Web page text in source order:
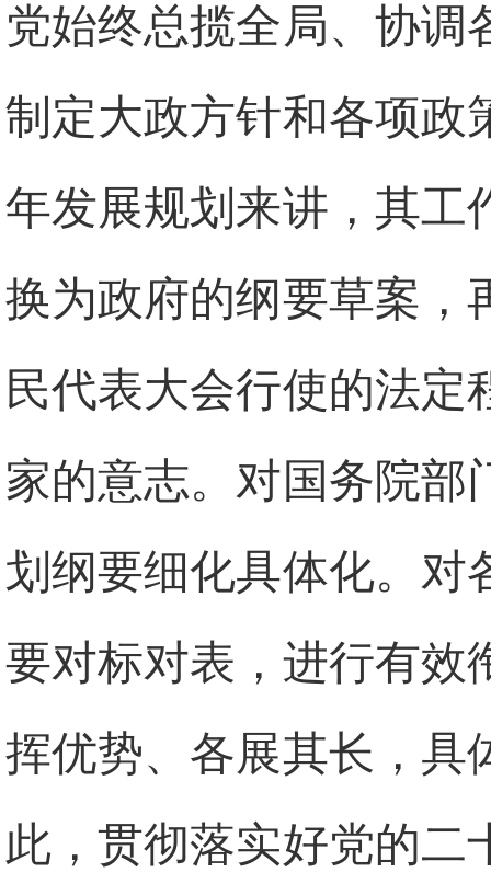
党始终总揽全局、协调
制定大政方针和各项政
年发展规划来讲，其工
换为政府的纲要草案，
民代表大会行使的法定
家的意志。对国务院部
划纲要细化具体化。对
要对标对表，进行有效
挥优势、各展其长，具
此，贯彻落实好党的二